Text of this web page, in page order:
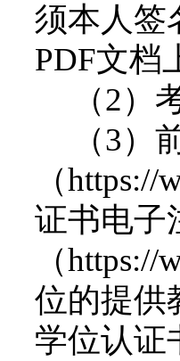
须本人签
PDF文档
（2）
（3）
（https://
证书电子
（https://
位的提供
学位认证